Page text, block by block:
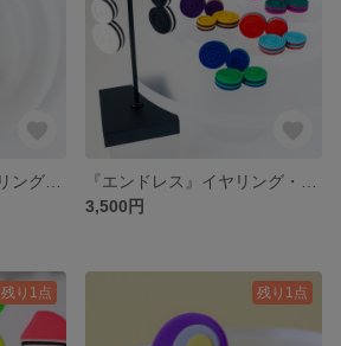
3,500円
残り1点 残り1点